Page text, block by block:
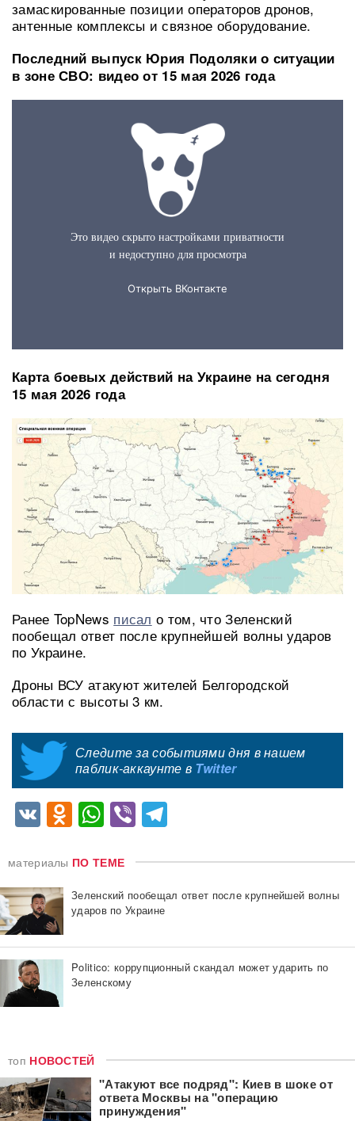
замаскированные позиции операторов дронов,
антенные комплексы и связное оборудование.
Последний выпуск Юрия Подоляки о ситуации
в зоне СВО: видео от 15 мая 2026 года
Карта боевых действий на Украине на сегодня
15 мая 2026 года
Ранее TopNews писал о том, что Зеленский
пообещал ответ после крупнейшей волны ударов
по Украине.
Дроны ВСУ атакуют жителей Белгородской
области с высоты 3 км.
Следите за событиями дня в нашем
паблик-аккаунте в Twitter
VKOdnoklassniki
WhatsApp
Viber
материалы ПО ТЕМЕ
Зеленский пообещал ответ после крупнейшей волны
ударов по Украине
Politico: коррупционный скандал может ударить по
Зеленскому
топ НОВОСТЕЙ
"Атакуют все подряд": Киев в шоке от
ответа Москвы на "операцию
принуждения"